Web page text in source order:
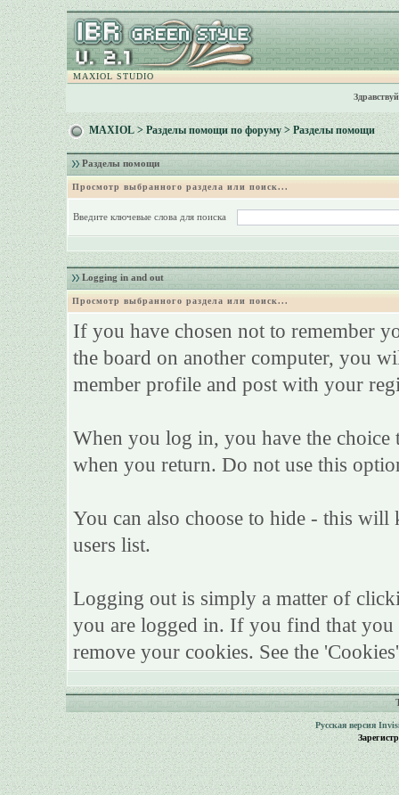
MAXIOL STUDIO
MAXIOL>Разделы помощи по форуму> Разделы помощи
Разделы помощи
Просмотр выбранного раздела или поиск...
Введите ключевые слова для поиска
Logging in and out
Просмотр выбранного раздела или поиск...
If you have chosen not to remember
the board on another computer, you
member profile and post with your
When you log in, you have the
when you return. Do not use this
You can also choose to hide - this
users list.
Logging out is simply a matter of
you are logged in. If you find that you
remove your cookies. See the
Русская версия